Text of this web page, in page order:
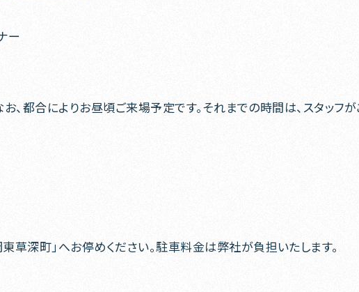
ー
、都合によりお昼頃ご来場予定です。それまでの時間は、スタッフ
深町」へお停めください。駐車料金は弊社が負担いたします。